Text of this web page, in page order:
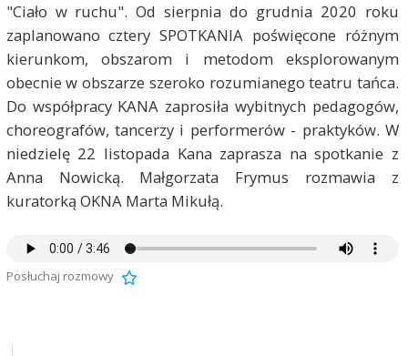
"Ciało w ruchu". Od sierpnia do grudnia 2020 roku
zaplanowano cztery SPOTKANIA poświęcone różnym
kierunkom, obszarom i metodom eksplorowanym
obecnie w obszarze szeroko rozumianego teatru tańca.
Do współpracy KANA zaprosiła wybitnych pedagogów,
choreografów, tancerzy i performerów - praktyków. W
niedzielę 22 listopada Kana zaprasza na spotkanie z
Anna Nowicką. Małgorzata Frymus rozmawia z
kuratorką OKNA Marta Mikułą.
Posłuchaj rozmowy